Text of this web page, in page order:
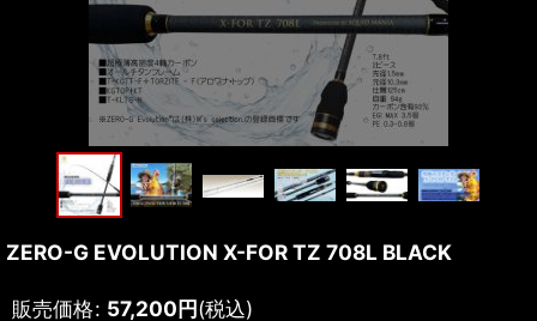
ZERO-G EVOLUTION X-FOR TZ 708L BLACK
販売価格: 57,200円(税込)